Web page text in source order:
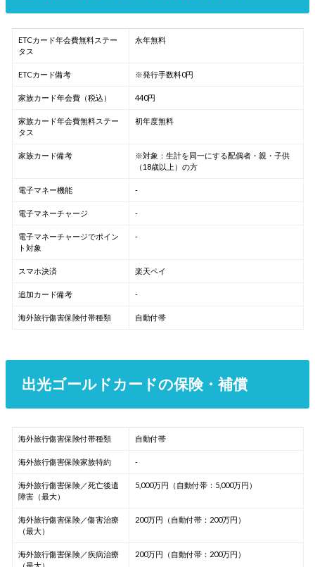
ETCカード年会費無料ステー
タス
永年無料
ETCカード備考 ※発行手数料0円
家族カード年会費（税込） 440円
家族カード年会費無料ステー
タス
初年度無料
家族カード備考
※対象：生計を同一にする配偶者・親・子供
（18歳以上）の方
電子マネー機能 -
電子マネーチャージ -
電子マネーチャージでポイン
ト対象
-
スマホ決済 楽天ペイ
追加カード備考 -
海外旅行傷害保険付帯種類 自動付帯
出光ゴールドカードの保険・補償
海外旅行傷害保険付帯種類 自動付帯
海外旅行傷害保険家族特約 -
海外旅行傷害保険／死亡後遺
障害（最大）
5,000万円（自動付帯：5,000万円）
海外旅行傷害保険／傷害治療
（最大）
200万円（自動付帯：200万円）
海外旅行傷害保険／疾病治療
200万円（自動付帯：200万円）